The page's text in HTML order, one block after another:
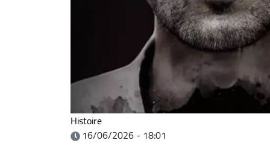
Histoire
16/06/2026 - 18:01